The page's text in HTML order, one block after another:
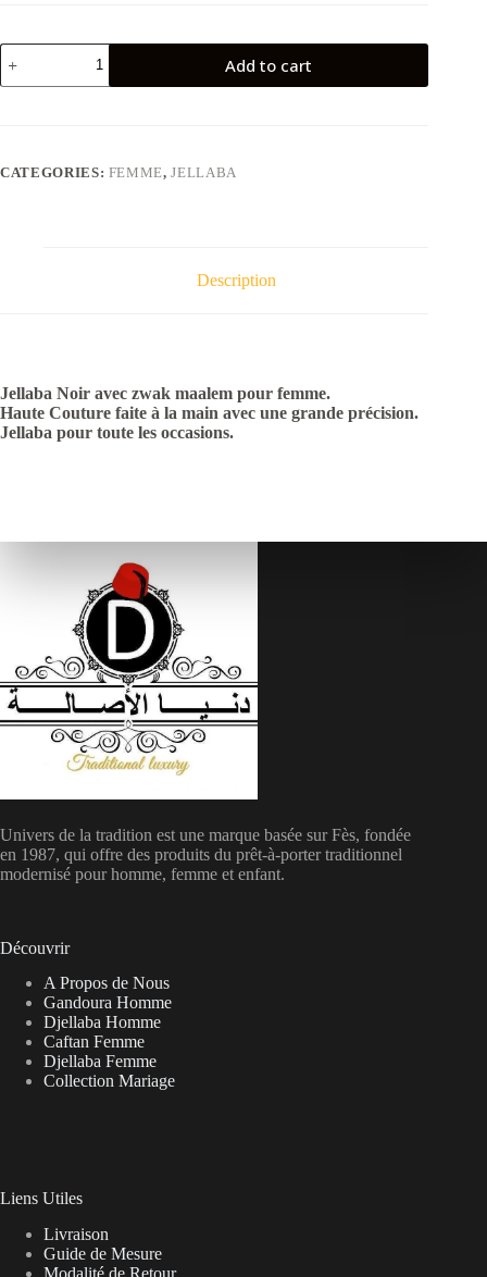
Jellaba
Noir
avec
Add to cart
CATEGORIES: FEMME,JELLABA
Description
Jellaba Noir avec zwak maalem pour femme.
Haute Couture faite à la main avec une grande précision.
Jellaba pour toute les occasions.
Univers de la tradition est une marque basée sur Fès, fondée
en 1987, qui offre des produits du prêt-à-porter traditionnel
modernisé pour homme, femme et enfant.
Découvrir
A Propos de Nous
Gandoura Homme
Djellaba Homme
Caftan Femme
Djellaba Femme
Collection Mariage
Liens Utiles
Livraison
Guide de Mesure